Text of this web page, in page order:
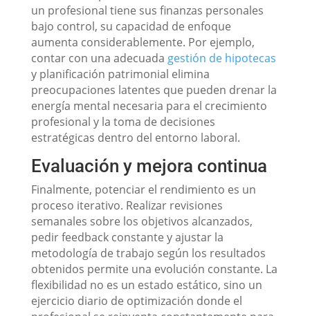
un profesional tiene sus finanzas personales
bajo control, su capacidad de enfoque
aumenta considerablemente. Por ejemplo,
contar con una adecuada gestión de hipotecas
y planificación patrimonial elimina
preocupaciones latentes que pueden drenar la
energía mental necesaria para el crecimiento
profesional y la toma de decisiones
estratégicas dentro del entorno laboral.
Evaluación y mejora continua
Finalmente, potenciar el rendimiento es un
proceso iterativo. Realizar revisiones
semanales sobre los objetivos alcanzados,
pedir feedback constante y ajustar la
metodología de trabajo según los resultados
obtenidos permite una evolución constante. La
flexibilidad no es un estado estático, sino un
ejercicio diario de optimización donde el